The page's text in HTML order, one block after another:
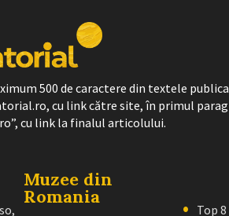
500 de caractere din textele
cu link către site, în primul
cu link la finalul articolului.
Muzee din
Romania
Top